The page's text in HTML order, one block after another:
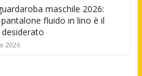
maschile 2026:
fluido in lino è il
2026